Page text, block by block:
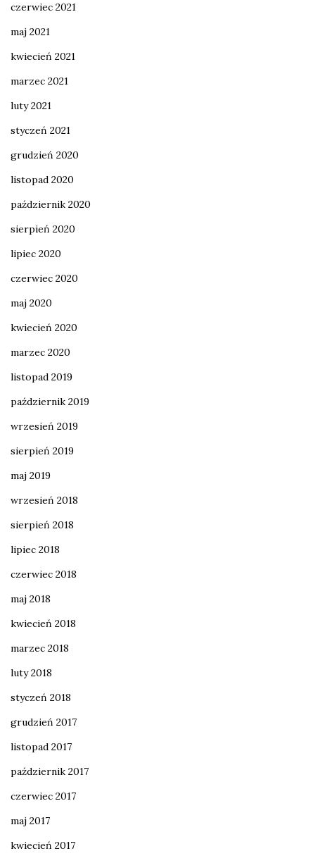
czerwiec 2021
maj 2021
kwiecień 2021
marzec 2021
luty 2021
styczeń 2021
grudzień 2020
listopad 2020
październik 2020
sierpień 2020
lipiec 2020
czerwiec 2020
maj 2020
kwiecień 2020
marzec 2020
listopad 2019
październik 2019
wrzesień 2019
sierpień 2019
maj 2019
wrzesień 2018
sierpień 2018
lipiec 2018
czerwiec 2018
maj 2018
kwiecień 2018
marzec 2018
luty 2018
styczeń 2018
grudzień 2017
listopad 2017
październik 2017
czerwiec 2017
maj 2017
kwiecień 2017